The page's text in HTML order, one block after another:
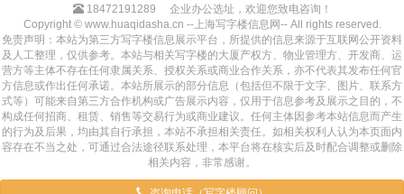
18472191289
企业办公选址，欢迎您致电咨询！
Copyright © www.huaqidasha.cn --上海写字楼信息网-- All rights reserved.
免责声明：本站为第三方写字楼信息展示平台，所提供的信息来源于互联网公开资料
及人工整理，仅供参考。本站与相关写字楼的大厦产权方、物业管理方、开发商、运
营方等主体不存在任何隶属关系、授权关系或商业合作关系，亦不代表其发布任何官
方信息或作出任何承诺。本站所展示的部分信息（包括但不限于文字、图片、联系方
式等）可能来自第三方合作机构或广告展示内容，仅用于信息参考及展示之目的，不
构成任何招商、租赁、销售等交易行为或商业建议。任何主体因参考本站信息而产生
的行为及后果，均由其自行承担，本站不承担相关责任。如相关权利人认为本页面内
容存在不当之处，可通过合法途径联系处理，本平台将在核实后及时配合调整或删除
相关内容，非常感谢。